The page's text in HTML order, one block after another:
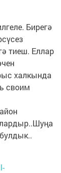
Бирегә
тиеш. Еллар
халкында
своим